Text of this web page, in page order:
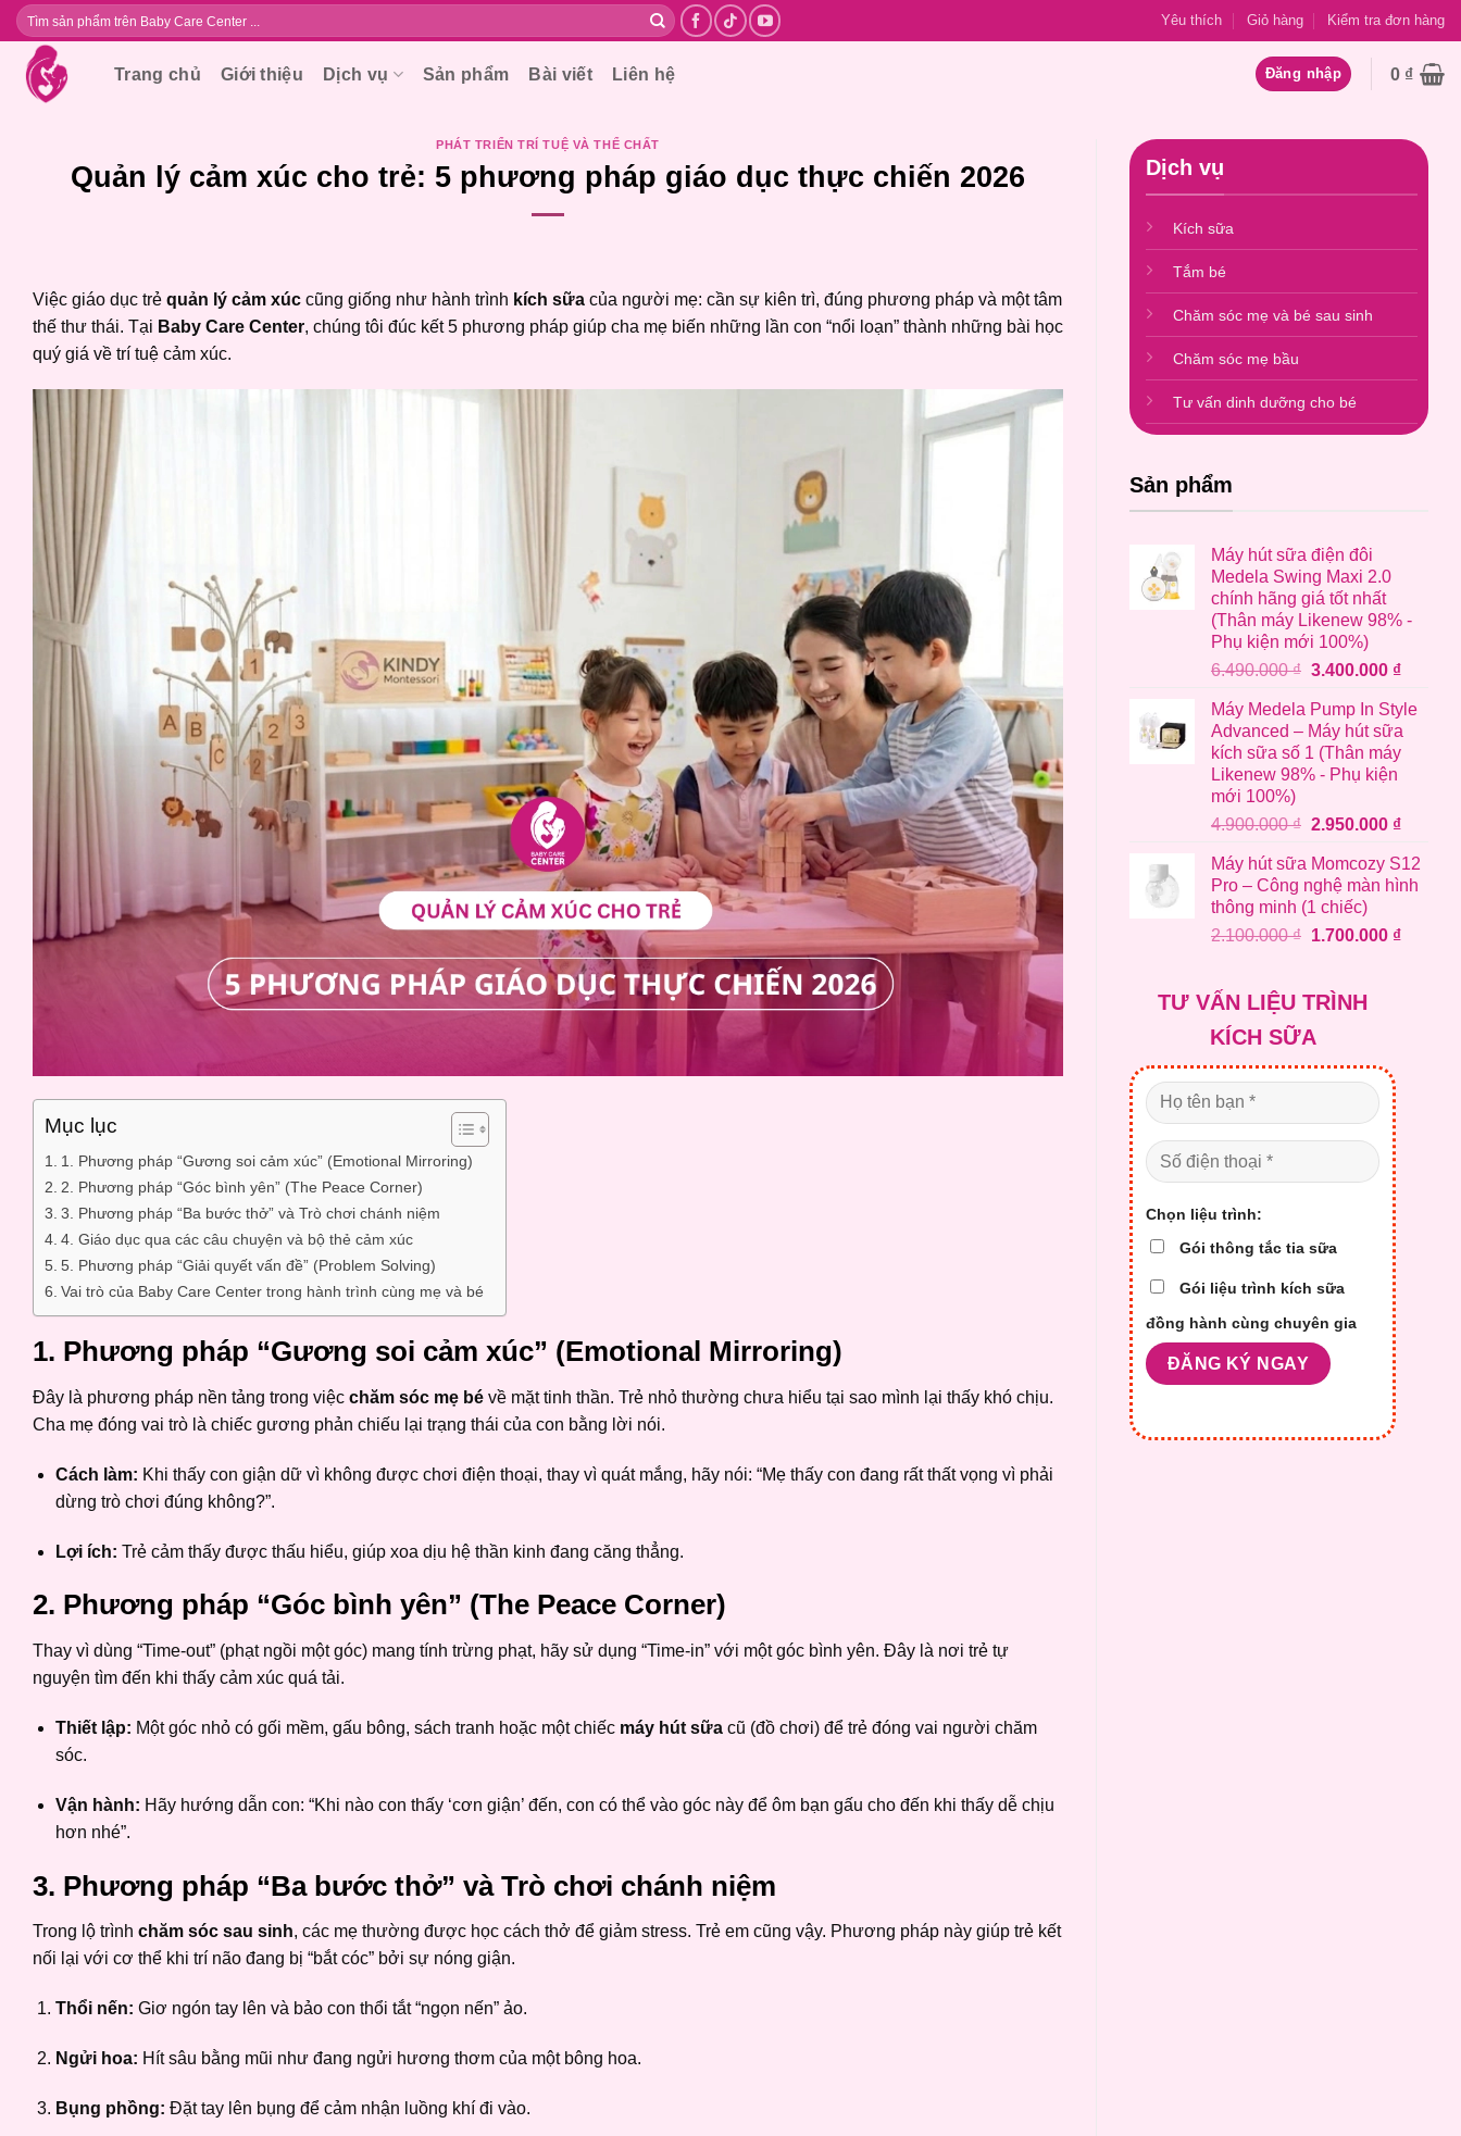
Bỏ
qua
dung
Tìm
kiếm:
Yêu thích Giỏ hàng Kiểm tra đơn hàng
Trang chủ Giới thiệu Dịch vụ Sản phẩm Bài viết Liên hệ Đăng nhập 0 ₫
PHÁT TRIỂN TRÍ TUỆ VÀ THỂ CHẤT
Quản lý cảm xúc cho trẻ: 5 phương pháp giáo dục thực chiến 2026
Việc giáo dục trẻ quản lý cảm xúc cũng giống như hành trình kích sữa của người mẹ: cần sự kiên trì, đúng phương pháp và một tâm
thế thư thái. Tại Baby Care Center, chúng tôi đúc kết 5 phương pháp giúp cha mẹ biến những lần con “nổi loạn” thành những bài học
quý giá về trí tuệ cảm xúc.
Mục lục
1. Phương pháp “Gương soi cảm xúc” (Emotional Mirroring)
2. Phương pháp “Góc bình yên” (The Peace Corner)
3. Phương pháp “Ba bước thở” và Trò chơi chánh niệm
4. Giáo dục qua các câu chuyện và bộ thẻ cảm xúc
5. Phương pháp “Giải quyết vấn đề” (Problem Solving)
Vai trò của Baby Care Center trong hành trình cùng mẹ và bé
1. Phương pháp “Gương soi cảm xúc” (Emotional Mirroring)
Đây là phương pháp nền tảng trong việc chăm sóc mẹ bé về mặt tinh thần. Trẻ nhỏ thường chưa hiểu tại sao mình lại thấy khó chịu.
Cha mẹ đóng vai trò là chiếc gương phản chiếu lại trạng thái của con bằng lời nói.
Cách làm: Khi thấy con giận dữ vì không được chơi điện thoại, thay vì quát mắng, hãy nói: “Mẹ thấy con đang rất thất vọng vì phải
dừng trò chơi đúng không?”.
Lợi ích: Trẻ cảm thấy được thấu hiểu, giúp xoa dịu hệ thần kinh đang căng thẳng.
2. Phương pháp “Góc bình yên” (The Peace Corner)
Thay vì dùng “Time-out” (phạt ngồi một góc) mang tính trừng phạt, hãy sử dụng “Time-in” với một góc bình yên. Đây là nơi trẻ tự
nguyện tìm đến khi thấy cảm xúc quá tải.
Thiết lập: Một góc nhỏ có gối mềm, gấu bông, sách tranh hoặc một chiếc máy hút sữacũ (đồ chơi) để trẻ đóng vai người chăm
sóc.
Vận hành: Hãy hướng dẫn con: “Khi nào con thấy ‘cơn giận’ đến, con có thể vào góc này để ôm bạn gấu cho đến khi thấy dễ chịu
hơn nhé”.
3. Phương pháp “Ba bước thở” và Trò chơi chánh niệm
Trong lộ trình chăm sóc sau sinh, các mẹ thường được học cách thở để giảm stress. Trẻ em cũng vậy. Phương pháp này giúp trẻ kết
nối lại với cơ thể khi trí não đang bị “bắt cóc” bởi sự nóng giận.
Thổi nến: Giơ ngón tay lên và bảo con thổi tắt “ngọn nến” ảo.
Ngửi hoa: Hít sâu bằng mũi như đang ngửi hương thơm của một bông hoa.
Bụng phồng: Đặt tay lên bụng để cảm nhận luồng khí đi vào.
Dịch vụ
Kích sữa
Tắm bé
Chăm sóc mẹ và bé sau sinh
Chăm sóc mẹ bầu
Tư vấn dinh dưỡng cho bé
Sản phẩm
Máy hút sữa điện đôi
Medela Swing Maxi 2.0
chính hãng giá tốt nhất
(Thân máy Likenew 98% -
Phụ kiện mới 100%)
6.490.000₫ Giá
là:
6.490.000 ₫.
3.400.000 ₫Giá
tại
là:
Máy Medela Pump In Style
Advanced – Máy hút sữa
kích sữa số 1 (Thân máy
Likenew 98% - Phụ kiện
mới 100%)
4.900.000₫ Giá
là:
4.900.000 ₫.
2.950.000 ₫Giá
tại
là:
Máy hút sữa Momcozy S12
Pro – Công nghệ màn hình
thông minh (1 chiếc)
2.100.000₫ Giá
2.100.000 ₫.
1.700.000 ₫Giá
TƯ VẤN LIỆU TRÌNH
KÍCH SỮA
Chọn liệu trình:
Gói thông tắc tia sữa
Gói liệu trình kích sữa
đồng hành cùng chuyên gia